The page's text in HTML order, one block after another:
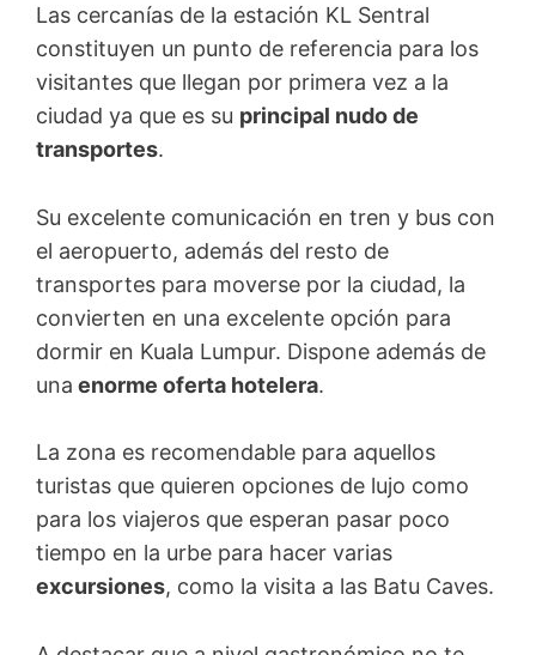
Las cercanías de la estación KL Sentral
constituyen un punto de referencia para los
visitantes que llegan por primera vez a la
ciudad ya que es su principal nudo de
transportes.
Su excelente comunicación en tren y bus con
el aeropuerto, además del resto de
transportes para moverse por la ciudad, la
convierten en una excelente opción para
dormir en Kuala Lumpur. Dispone además de
una enorme oferta hotelera.
La zona es recomendable para aquellos
turistas que quieren opciones de lujo como
para los viajeros que esperan pasar poco
tiempo en la urbe para hacer varias
excursiones, como la visita a las Batu Caves.